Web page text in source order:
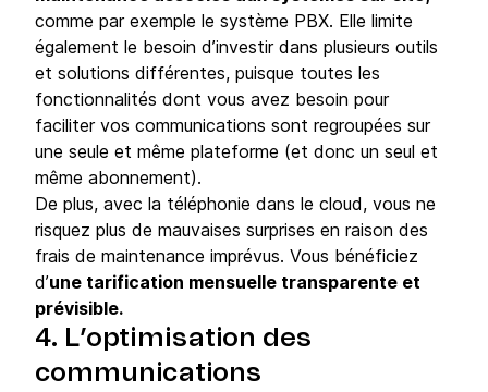
comme par exemple le système PBX. Elle limite
également le besoin d’investir dans plusieurs outils
et solutions différentes, puisque toutes les
fonctionnalités dont vous avez besoin pour
faciliter vos communications sont regroupées sur
une seule et même plateforme (et donc un seul et
même abonnement).
De plus, avec la téléphonie dans le cloud, vous ne
risquez plus de mauvaises surprises en raison des
frais de maintenance imprévus. Vous bénéficiez
d’une tarification mensuelle transparente et
prévisible.
4. L’optimisation des
communications